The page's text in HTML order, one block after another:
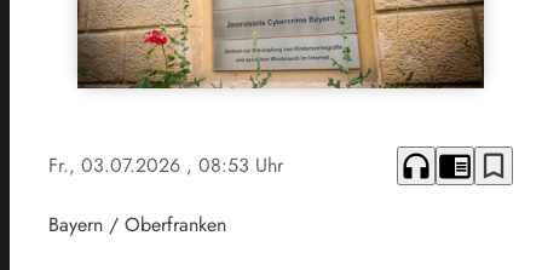
Fr., 03.07.2026 , 08:53 Uhr headphones chrome_reader_mode bookmark_border
Bayern / Oberfranken